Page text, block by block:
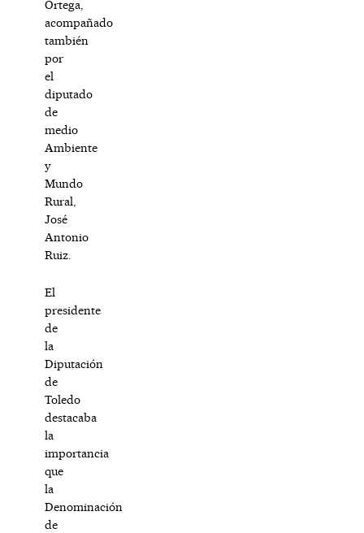
Ortega,
acompañado
también
por
el
diputado
de
medio
Ambiente
y
Mundo
Rural,
José
Antonio
Ruiz.
El
presidente
de
la
Diputación
de
Toledo
destacaba
la
importancia
que
la
Denominación
de